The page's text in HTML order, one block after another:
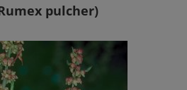
pulcher)